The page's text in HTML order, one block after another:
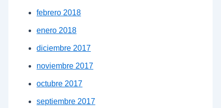
febrero 2018
enero 2018
diciembre 2017
noviembre 2017
octubre 2017
septiembre 2017